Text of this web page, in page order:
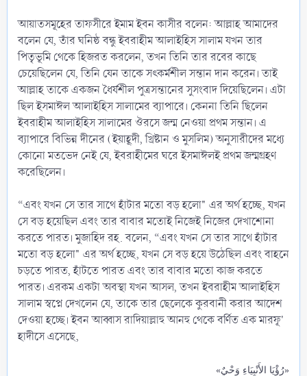
আয়াতসমূহের তাফসীরে ইমাম ইবন কাসীর বলেন: আল্লাহ আমাদের
বলেন যে, তাঁর ঘনিষ্ঠ বন্ধু ইবরাহীম আলাইহিস সালাম যখন তার
পিতৃভূমি থেকে হিজরত করলেন, তখন তিনি তার রবের কাছে
চেয়েছিলেন যে, তিনি যেন তাকে সৎকর্মশীল সন্তান দান করেন। তাই
আল্লাহ তাকে একজন ধৈর্যশীল পুত্রসন্তানের সুসংবাদ দিয়েছিলেন। এটা
ছিল ইসমাঈল আলাইহিস সালামের ব্যাপারে। কেননা তিনি ছিলেন
ইবরাহীম আলাইহিস সালামের ঔরসে জন্ম নেওয়া প্রথম সন্তান। এ
ব্যাপারে বিভিন্ন দীনের (ইয়াহূদী, খ্রিষ্টান ও মুসলিম) অনুসারীদের মধ্যে
কোনো মতভেদ নেই যে, ইবরাহীমের ঘরে ইসমাঈলই প্রথম জন্মগ্রহণ
করেছিলেন।
“এবং যখন সে তার সাথে হাঁটার মতো বড় হলো" এর অর্থ হচ্ছে, যখন
সে বড় হয়েছিল এবং তার বাবার মতোই নিজেই নিজের দেখাশোনা
করতে পারত। মুজাহিদ রহ. বলেন, “এবং যখন সে তার সাথে হাঁটার
মতো বড় হলো" এর অর্থ হচ্ছে, যখন সে বড় হয়ে উঠেছিল এবং বাহনে
চড়তে পারত, হাঁটতে পারত এবং তার বাবার মতো কাজ করতে
পারত। এরকম একটা অবস্থা যখন আসল, তখন ইবরাহীম আলাইহিস
সালাম স্বপ্নে দেখলেন যে, তাকে তার ছেলেকে কুরবানী করার আদেশ
দেওয়া হচ্ছে। ইবন আব্বাস রাদিয়াল্লাহু আনহু থেকে বর্ণিত এক মারফূ'
হাদীসে এসেছে,
«رُؤْيَا الأَنْبِيَاءِ وَحْيٌ»